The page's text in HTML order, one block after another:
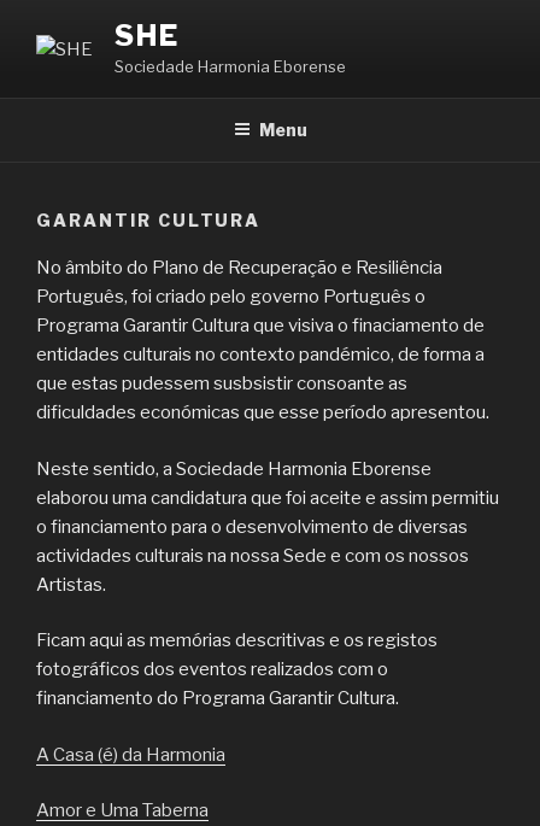
conteúdo
SHE
Sociedade Harmonia Eborense
Menu
GARANTIR CULTURA
No âmbito do Plano de Recuperação e Resiliência
Português, foi criado pelo governo Português o
Programa Garantir Cultura que visiva o finaciamento de
entidades culturais no contexto pandémico, de forma a
que estas pudessem susbsistir consoante as
dificuldades económicas que esse período apresentou.
Neste sentido, a Sociedade Harmonia Eborense
elaborou uma candidatura que foi aceite e assim permitiu
o financiamento para o desenvolvimento de diversas
actividades culturais na nossa Sede e com os nossos
Artistas.
Ficam aqui as memórias descritivas e os registos
fotográficos dos eventos realizados com o
financiamento do Programa Garantir Cultura.
A Casa (é) da Harmonia
Amor e Uma Taberna